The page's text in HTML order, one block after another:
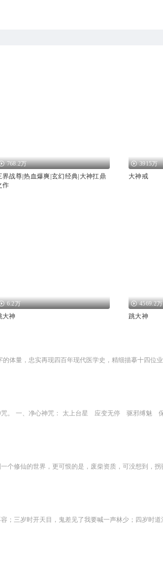
768.2万
界战尊|热血爆爽|玄幻经典|大神扛鼎
作
3915万
大神戒
6.2万
大神
4569.2万
跳大神